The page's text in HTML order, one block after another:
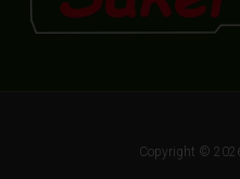
Copyright ©